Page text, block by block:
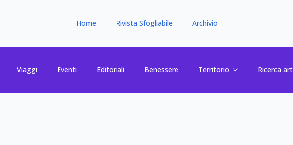
Home Rivista Sfogliabile Archivio
Viaggi Eventi Editoriali Benessere Territorio Ricerca